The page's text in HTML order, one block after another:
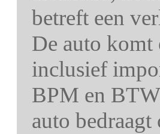
betreft een
De auto
inclusief
BPM en
auto